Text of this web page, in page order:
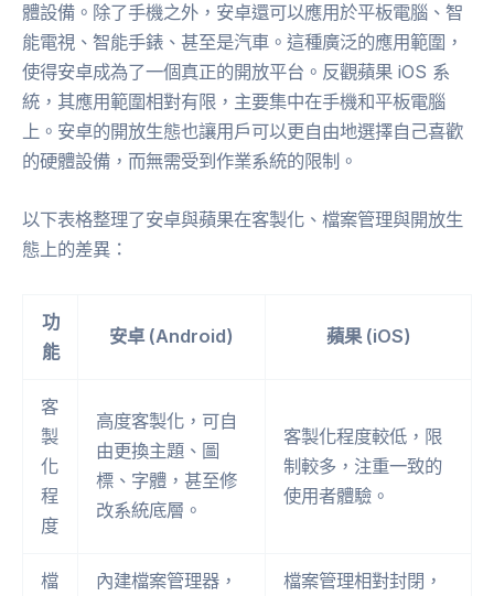
體設備。除了手機之外，安卓還可以應用於平板電腦、智
能電視、智能手錶、甚至是汽車。這種廣泛的應用範圍，
使得安卓成為了一個真正的開放平台。反觀蘋果 iOS 系
統，其應用範圍相對有限，主要集中在手機和平板電腦
上。安卓的開放生態也讓用戶可以更自由地選擇自己喜歡
的硬體設備，而無需受到作業系統的限制。
以下表格整理了安卓與蘋果在客製化、檔案管理與開放生
態上的差異：
功
能
安卓 (Android) 蘋果 (iOS)
客
製
化
程
度
高度客製化，可自
由更換主題、圖
標、字體，甚至修
改系統底層。
客製化程度較低，限
制較多，注重一致的
使用者體驗。
檔
內建檔案管理器，
檔案管理相對封閉，